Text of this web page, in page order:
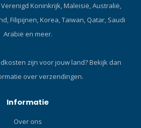
fleece voor gebruik onder
een droogpak.
Koninkrijk, Maleisië, Australië,
Filipijnen, Korea, Taiwan, Qatar, Saudi
Arabië en meer.
zijn voor jouw land?Bekijk dan
over verzendingen.
Informatie
Over ons